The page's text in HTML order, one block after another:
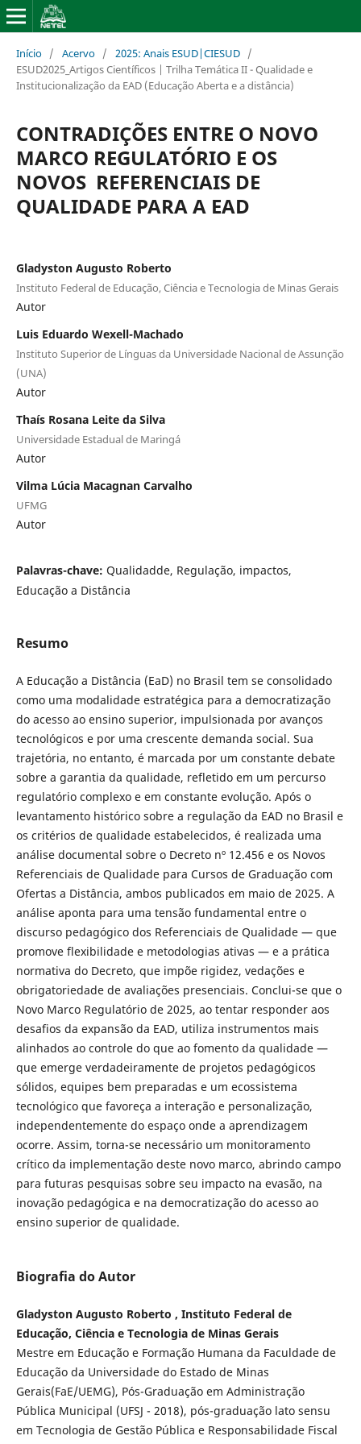
Início / Acervo / 2025: Anais ESUD|CIESUD /
ESUD2025_Artigos Científicos | Trilha Temática II - Qualidade e
Institucionalização da EAD (Educação Aberta e a distância)
CONTRADIÇÕES ENTRE O NOVO
MARCO REGULATÓRIO E OS
NOVOS REFERENCIAIS DE
QUALIDADE PARA A EAD
Gladyston Augusto Roberto
Instituto Federal de Educação, Ciência e Tecnologia de Minas Gerais
Autor
Luis Eduardo Wexell-Machado
Instituto Superior de Línguas da Universidade Nacional de Assunção
(UNA)
Autor
Thaís Rosana Leite da Silva
Universidade Estadual de Maringá
Autor
Vilma Lúcia Macagnan Carvalho
UFMG
Autor
Palavras-chave: Qualidadde, Regulação, impactos,
Educação a Distância
Resumo
A Educação a Distância (EaD) no Brasil tem se consolidado
como uma modalidade estratégica para a democratização
do acesso ao ensino superior, impulsionada por avanços
tecnológicos e por uma crescente demanda social. Sua
trajetória, no entanto, é marcada por um constante debate
sobre a garantia da qualidade, refletido em um percurso
regulatório complexo e em constante evolução. Após o
levantamento histórico sobre a regulação da EAD no Brasil e
os critérios de qualidade estabelecidos, é realizada uma
análise documental sobre o Decreto nº 12.456 e os Novos
Referenciais de Qualidade para Cursos de Graduação com
Ofertas a Distância, ambos publicados em maio de 2025. A
análise aponta para uma tensão fundamental entre o
discurso pedagógico dos Referenciais de Qualidade — que
promove flexibilidade e metodologias ativas — e a prática
normativa do Decreto, que impõe rigidez, vedações e
obrigatoriedade de avaliações presenciais. Conclui-se que o
Novo Marco Regulatório de 2025, ao tentar responder aos
desafios da expansão da EAD, utiliza instrumentos mais
alinhados ao controle do que ao fomento da qualidade —
que emerge verdadeiramente de projetos pedagógicos
sólidos, equipes bem preparadas e um ecossistema
tecnológico que favoreça a interação e personalização,
independentemente do espaço onde a aprendizagem
ocorre. Assim, torna-se necessário um monitoramento
crítico da implementação deste novo marco, abrindo campo
para futuras pesquisas sobre seu impacto na evasão, na
inovação pedagógica e na democratização do acesso ao
ensino superior de qualidade.
Biografia do Autor
Gladyston Augusto Roberto , Instituto Federal de
Educação, Ciência e Tecnologia de Minas Gerais
Mestre em Educação e Formação Humana da Faculdade de
Educação da Universidade do Estado de Minas
Gerais(FaE/UEMG), Pós-Graduação em Administração
Pública Municipal (UFSJ - 2018), pós-graduação lato sensu
em Tecnologia de Gestão Pública e Responsabilidade Fiscal